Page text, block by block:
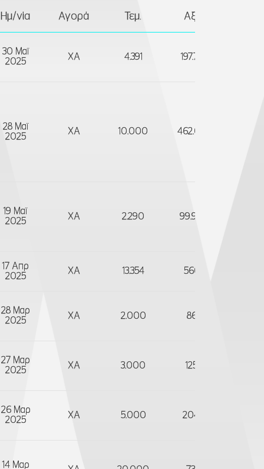
Ημ/νία Αγορά Τεμ. Αξία (€)
30 Μαϊ
2025
ΧΑ 4.391 197.707,98
28 Μαϊ
2025
ΧΑ 10.000 462.006,72
19 Μαϊ
2025
ΧΑ 2.290 99.908,50
17 Απρ
2025
ΧΑ 13.354 560.952
28 Μαρ
2025
ΧΑ 2.000 86.280
27 Μαρ
2025
ΧΑ 3.000 125.520
26 Μαρ
2025
ΧΑ 5.000 204.500
14 Μαρ